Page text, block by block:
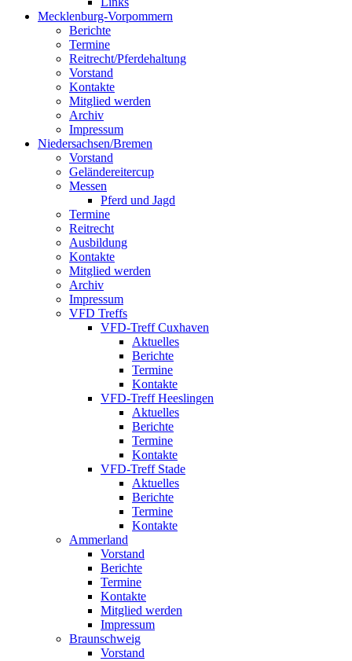
Mecklenburg-Vorpommern
Berichte
Termine
Reitrecht/Pferdehaltung
Vorstand
Kontakte
Mitglied werden
Archiv
Impressum
Niedersachsen/Bremen
Vorstand
Geländereitercup
Messen
Pferd und Jagd
Termine
Reitrecht
Ausbildung
Kontakte
Mitglied werden
Archiv
Impressum
VFD Treffs
VFD-Treff Cuxhaven
Aktuelles
Berichte
Termine
Kontakte
VFD-Treff Heeslingen
Aktuelles
Berichte
Termine
Kontakte
VFD-Treff Stade
Aktuelles
Berichte
Termine
Kontakte
Ammerland
Vorstand
Berichte
Termine
Kontakte
Mitglied werden
Impressum
Braunschweig
Vorstand